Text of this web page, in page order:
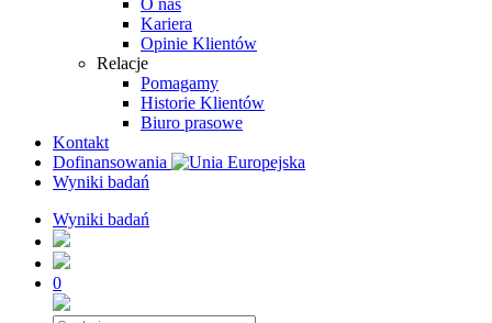
Kariera
Opinie Klientów
Relacje
Pomagamy
Historie Klientów
Biuro prasowe
Kontakt
Dofinansowania
Wyniki badań
Wyniki badań
0